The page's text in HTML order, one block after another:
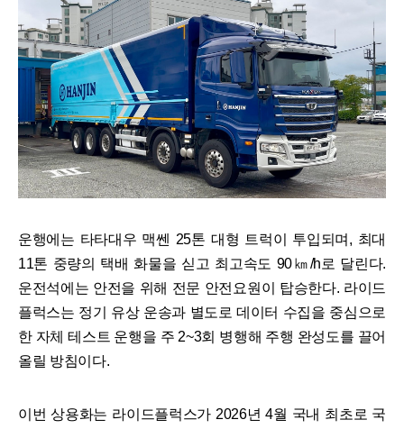
운행에는 타타대우 맥쎈 25톤 대형 트럭이 투입되며, 최대
11톤 중량의 택배 화물을 싣고 최고속도 90㎞/h로 달린다.
운전석에는 안전을 위해 전문 안전요원이 탑승한다. 라이드
플럭스는 정기 유상 운송과 별도로 데이터 수집을 중심으로
한 자체 테스트 운행을 주 2~3회 병행해 주행 완성도를 끌어
올릴 방침이다.
이번 상용화는 라이드플럭스가 2026년 4월 국내 최초로 국